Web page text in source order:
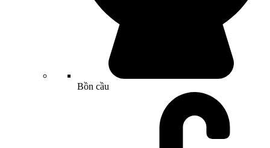
Bồn cầu